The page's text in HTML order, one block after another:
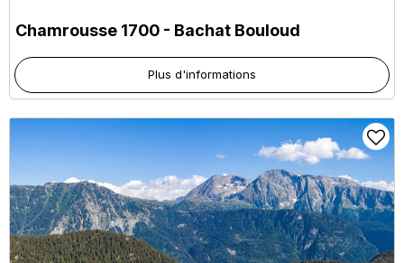
Chamrousse 1700 - Bachat Bouloud
Plus d'informations